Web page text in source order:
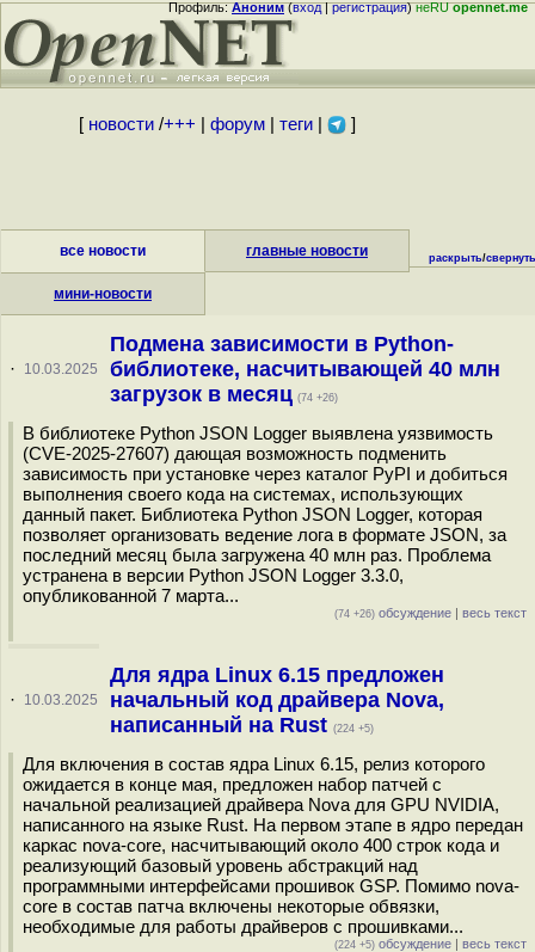
Профиль:Аноним(вход|регистрация)неRUopennet.me
[ новости/+++ форум| теги| ]
все новости главные новости
мини-новости
раскрыть/свернуть
· 10.03.2025
Подмена зависимости в Python-
библиотеке, насчитывающей 40 млн
загрузок в месяц (74 +26)
В библиотеке Python JSON Logger выявлена уязвимость
(CVE-2025-27607) дающая возможность подменить
зависимость при установке через каталог PyPI и добиться
выполнения своего кода на системах, использующих
данный пакет. Библиотека Python JSON Logger, которая
позволяет организовать ведение лога в формате JSON, за
последний месяц была загружена 40 млн раз. Проблема
устранена в версии Python JSON Logger 3.3.0,
опубликованной 7 марта...
(74 +26) обсуждение | весь текст
· 10.03.2025
Для ядра Linux 6.15 предложен
начальный код драйвера Nova,
написанный на Rust (224 +5)
Для включения в состав ядра Linux 6.15, релиз которого
ожидается в конце мая, предложен набор патчей с
начальной реализацией драйвера Nova для GPU NVIDIA,
написанного на языке Rust. На первом этапе в ядро передан
каркас nova-core, насчитывающий около 400 строк кода и
реализующий базовый уровень абстракций над
программными интерфейсами прошивок GSP. Помимо nova-
core в состав патча включены некоторые обвязки,
необходимые для работы драйверов с прошивками...
(224 +5) обсуждение | весь текст